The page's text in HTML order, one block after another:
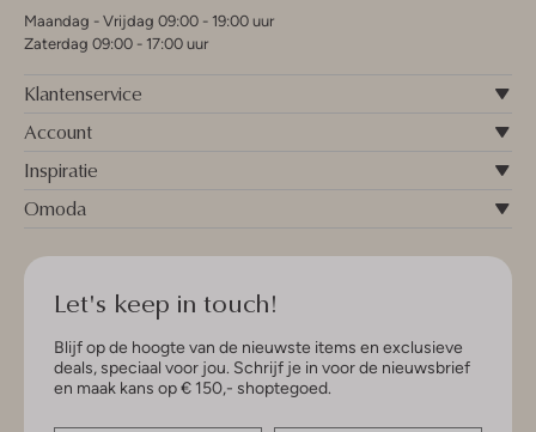
Maandag - Vrijdag 09:00 - 19:00 uur
Zaterdag 09:00 - 17:00 uur
Klantenservice
Account
Inspiratie
Omoda
Let's keep in touch!
Blijf op de hoogte van de nieuwste items en exclusieve
deals, speciaal voor jou. Schrijf je in voor de nieuwsbrief
en maak kans op € 150,- shoptegoed.